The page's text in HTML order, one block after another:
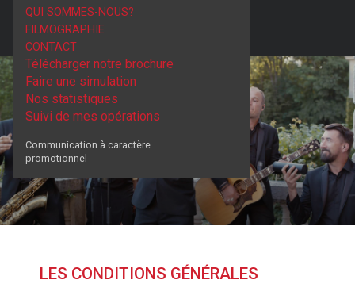
Télécharger notre brochure
Faire une simulation
Nos statistiques
Suivi de mes opérations
Communication à caractère
promotionnel
QUI SOMMES-NOUS?
FILMOGRAPHIE
CONTACT
LES CONDITIONS GÉNÉRALES